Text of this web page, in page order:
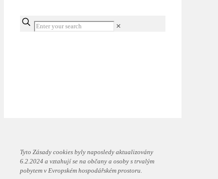
✕
Tyto Zásady cookies byly naposledy aktualizovány
6.2.2024 a vztahují se na občany a osoby s trvalým
pobytem v Evropském hospodářském prostoru.